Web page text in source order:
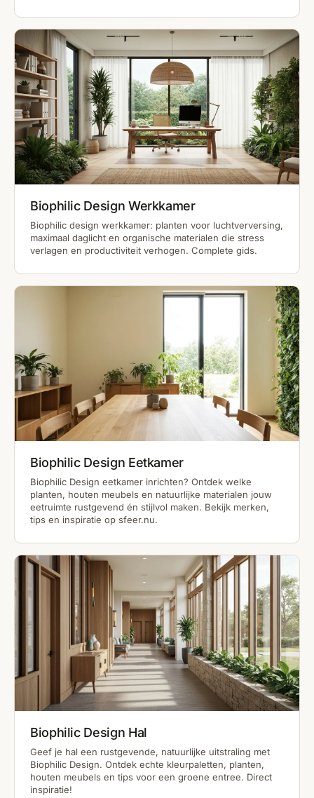
Biophilic Design Werkkamer
Biophilic design werkkamer: planten voor luchtverversing,
maximaal daglicht en organische materialen die stress
verlagen en productiviteit verhogen. Complete gids.
Biophilic Design Eetkamer
Biophilic Design eetkamer inrichten? Ontdek welke
planten, houten meubels en natuurlijke materialen jouw
eetruimte rustgevend én stijlvol maken. Bekijk merken,
tips en inspiratie op sfeer.nu.
Biophilic Design Hal
Geef je hal een rustgevende, natuurlijke uitstraling met
Biophilic Design. Ontdek echte kleurpaletten, planten,
houten meubels en tips voor een groene entree. Direct
inspiratie!